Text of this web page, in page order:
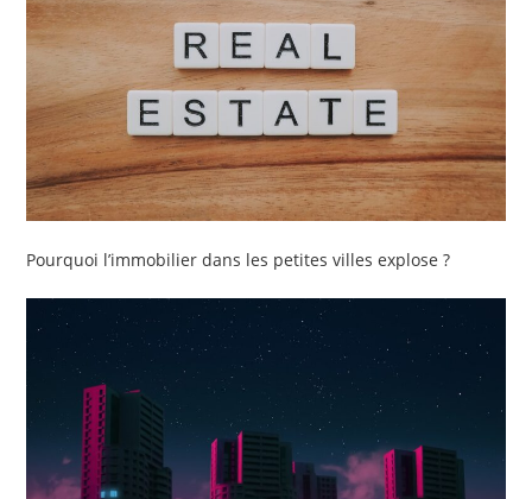
Pourquoi l’immobilier dans les petites villes explose ?